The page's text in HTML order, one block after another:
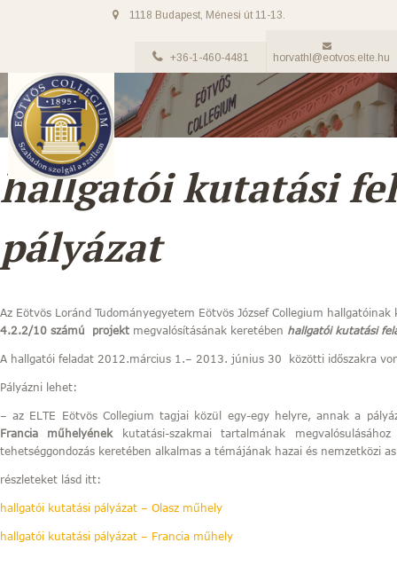
1118 Budapest, Ménesi út 11-13.
+36-1-460-4481 horvathl@eotvos.elte.hu
hallgatói kutatási
pályázat
Az Eötvös Loránd Tudományegyetem Eötvös József Collegium
4.2.2/10 számú projekt megvalósításának keretében hallgatói kutatási
A hallgatói feladat 2012.március 1.– 2013. június 30 közötti időszakra
Pályázni lehet:
– az ELTE Eötvös Collegium tagjai közül egy-egy helyre, annak a
Francia
műhelyénekkutatási-szakmai tartalmának
tehetséggondozás keretében alkalmas a témájának hazai és nemzetközi
részleteket lásd itt:
hallgatói kutatási pályázat – Olasz műhely
hallgatói kutatási pályázat – Francia műhely